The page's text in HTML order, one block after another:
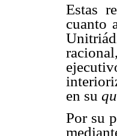
Estas
cuanto
en su
Por su